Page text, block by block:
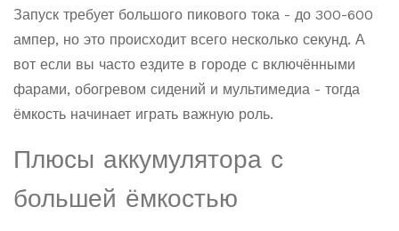
Запуск требует большого пикового тока - до 300-600
ампер, но это происходит всего несколько секунд. А
вот если вы часто ездите в городе с включёнными
фарами, обогревом сидений и мультимедиа - тогда
ёмкость начинает играть важную роль.
Плюсы аккумулятора с
большей ёмкостью